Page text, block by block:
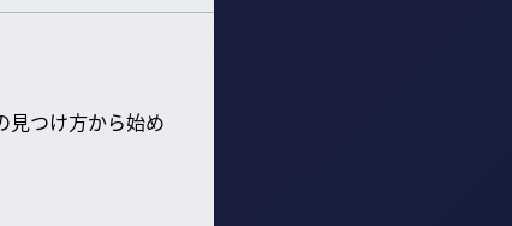
見つけ方から始め